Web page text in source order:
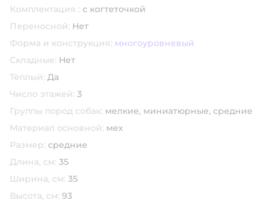
Комплектация : с когтеточкой
Переносной: Нет
Форма и конструкция: многоуровневый
Складные: Нет
Тёплый: Да
Число этажей: 3
Группы пород собак: мелкие, миниатюрные, средние
Материал основной: мех
Размер: средние
Длина, см: 35
Ширина, см: 35
Высота, см: 93